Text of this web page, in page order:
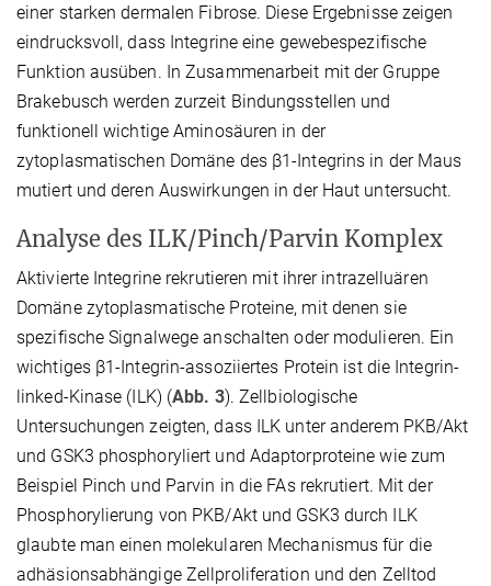
einer starken dermalen Fibrose. Diese Ergebnisse zeigen
eindrucksvoll, dass Integrine eine gewebespezifische
Funktion ausüben. In Zusammenarbeit mit der Gruppe
Brakebusch werden zurzeit Bindungsstellen und
funktionell wichtige Aminosäuren in der
zytoplasmatischen Domäne des β1-Integrins in der Maus
mutiert und deren Auswirkungen in der Haut untersucht.
Analyse des ILK/Pinch/Parvin Komplex
Aktivierte Integrine rekrutieren mit ihrer intrazelluären
Domäne zytoplasmatische Proteine, mit denen sie
spezifische Signalwege anschalten oder modulieren. Ein
wichtiges β1-Integrin-assoziiertes Protein ist die Integrin-
linked-Kinase (ILK) (Abb. 3). Zellbiologische
Untersuchungen zeigten, dass ILK unter anderem PKB/Akt
und GSK3 phosphoryliert und Adaptorproteine wie zum
Beispiel Pinch und Parvin in die FAs rekrutiert. Mit der
Phosphorylierung von PKB/Akt und GSK3 durch ILK
glaubte man einen molekularen Mechanismus für die
adhäsionsabhängige Zellproliferation und den Zelltod